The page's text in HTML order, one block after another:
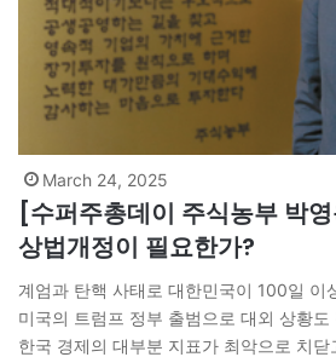
March 24, 2025
[수퍼주총데이 주식농부 박
상법개정이 필요한가?
계엄과 탄핵 사태로 대한민국이 100일 이
미국의 트럼프 정부 출범으로 대외 상황
한국 경제의 대부분 지표가 최악으로 치닫